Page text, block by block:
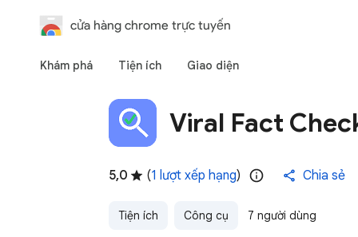
cửa hàng chrome trực tuyến
Khám phá Tiện ích Giao diện
Viral Fact
5,0 (1 lượt xếp hạng) Chia sẻ
Tiện ích Công cụ 7 người dùng